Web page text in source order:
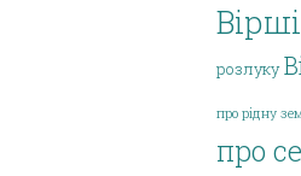
розлуку
про рідну
про